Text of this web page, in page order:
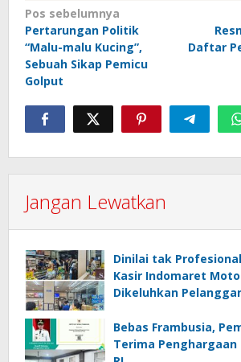
Navigasi
pos
Pos sebelumnya
Pertarungan Politik
“Malu-malu Kucing”,
Sebuah Sikap Pemicu
Golput
Daftar
Jangan Lewatkan
Dinilai tak
Kasir Indomaret
Dikeluhkan
Bebas Frambusia,
Terima Penghargaan